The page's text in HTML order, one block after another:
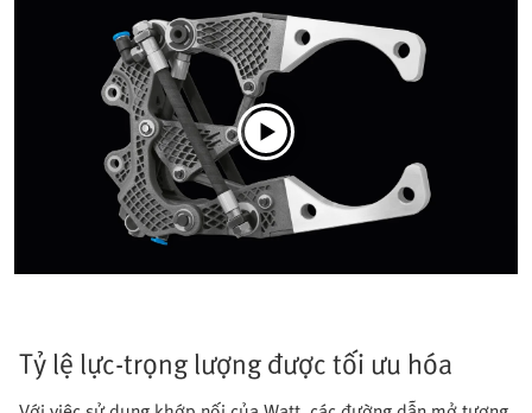
Tỷ lệ lực-trọng lượng được tối ưu hóa